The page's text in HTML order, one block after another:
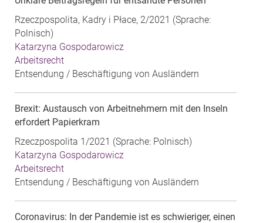
Rzeczpospolita, Kadry i Płace, 2/2021 (Sprache:
Polnisch)
Katarzyna Gospodarowicz
Arbeitsrecht
Entsendung / Beschäftigung von Ausländern
Brexit: Austausch von Arbeitnehmern mit den Inseln
erfordert Papierkram
Rzeczpospolita 1/2021 (Sprache: Polnisch)
Katarzyna Gospodarowicz
Arbeitsrecht
Entsendung / Beschäftigung von Ausländern
Coronavirus: In der Pandemie ist es schwieriger, einen